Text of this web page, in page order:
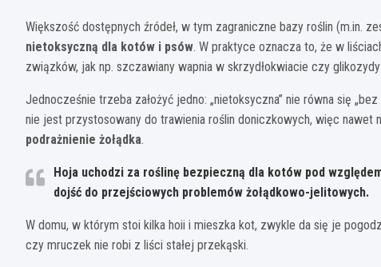
Większość dostępnych źródeł, w tym zagraniczne bazy roślin (m.in.
nietoksyczną dla kotów i psów. W praktyce oznacza to, że w
związków, jak np. szczawiany wapnia w skrzydłokwiacie czy
Jednocześnie trzeba założyć jedno: „nietoksyczna” nie równa się
nie jest przystosowany do trawienia roślin doniczkowych, więc nawet
podrażnienie żołądka.
Hoja uchodzi za roślinę bezpieczną dla kotów pod
dojść do przejściowych problemów żołądkowo-jelitowych.
W domu, w którym stoi kilka hoii i mieszka kot, zwykle da się je
czy mruczek nie robi z liści stałej przekąski.